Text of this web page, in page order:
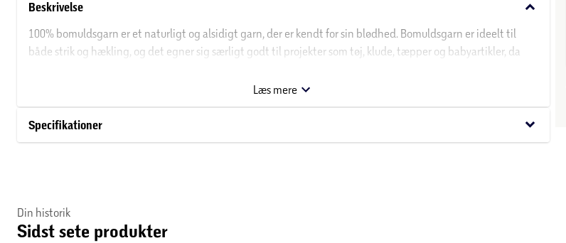
Beskrivelse keyboard_arrow_down
100% bomuldsgarn er et naturligt og alsidigt garn, der er kendt for sin blødhed. Bomuldsgarn er ideelt til
både strik og hækling, og det egner sig særligt godt til projekter som tøj, klude, tæpper og babyartikler, da
behageligt at arbejde med, og giver et flot ensartet resultat.
Læs mere
Specifikationer keyboard_arrow_down
Din historik
Sidst sete produkter